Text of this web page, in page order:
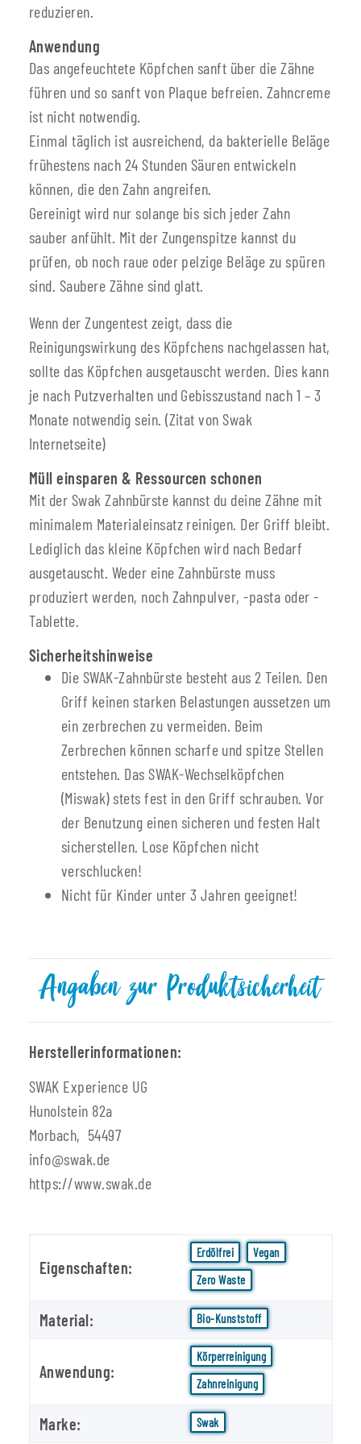
reduzieren.
Anwendung
Das angefeuchtete Köpfchen sanft über die Zähne
führen und so sanft von Plaque befreien. Zahncreme
ist nicht notwendig.
Einmal täglich ist ausreichend, da bakterielle Beläge
frühestens nach 24 Stunden Säuren entwickeln
können, die den Zahn angreifen.
Gereinigt wird nur solange bis sich jeder Zahn
sauber anfühlt. Mit der Zungenspitze kannst du
prüfen, ob noch raue oder pelzige Beläge zu spüren
sind. Saubere Zähne sind glatt.
Wenn der Zungentest zeigt, dass die
Reinigungswirkung des Köpfchens nachgelassen hat,
sollte das Köpfchen ausgetauscht werden. Dies kann
je nach Putzverhalten und Gebisszustand nach 1 – 3
Monate notwendig sein. (Zitat von Swak
Internetseite)
Müll einsparen & Ressourcen schonen
Mit der Swak Zahnbürste kannst du deine Zähne mit
minimalem Materialeinsatz reinigen. Der Griff bleibt.
Lediglich das kleine Köpfchen wird nach Bedarf
ausgetauscht. Weder eine Zahnbürste muss
produziert werden, noch Zahnpulver, -pasta oder -
Tablette.
Sicherheitshinweise
Die SWAK-Zahnbürste besteht aus 2 Teilen. Den
Griff keinen starken Belastungen aussetzen um
ein zerbrechen zu vermeiden. Beim
Zerbrechen können scharfe und spitze Stellen
entstehen. Das SWAK-Wechselköpfchen
(Miswak) stets fest in den Griff schrauben. Vor
der Benutzung einen sicheren und festen Halt
sicherstellen. Lose Köpfchen nicht
verschlucken!
Nicht für Kinder unter 3 Jahren geeignet!
Angaben zur Produktsicherheit
Herstellerinformationen:
SWAK Experience UG
Hunolstein 82a
Morbach, 54497
info@swak.de
https://www.swak.de
Eigenschaften:
Erdölfrei
Vegan
Zero Waste
Material: Bio-Kunststoff
Anwendung:
Körperreinigung
Zahnreinigung
Marke: Swak